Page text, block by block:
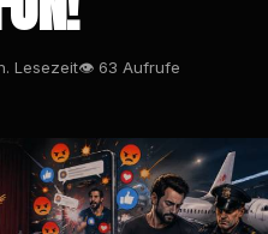
Lesezeit👁 63 Aufrufe